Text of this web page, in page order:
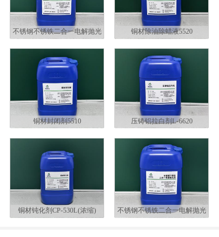
不锈钢不锈铁二合一电解抛光
铜材除油除蜡液5520
铜材封闭剂5510 压铸铝拉白剂L-6620
铜材钝化剂CP-530L(浓缩)
不锈钢不锈铁二合一电解抛光